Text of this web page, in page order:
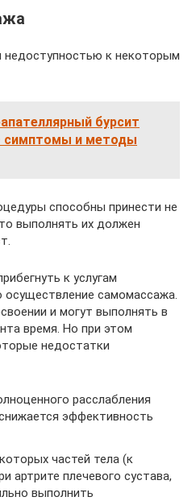
к некоторым
бурсит
симптомы и методы
способны принести не
выполнять их должен
к услугам
самомассажа.
и могут выполнять в
время. Но при этом
недостатки
расслабления
эффективность
частей тела (к
артрите плечевого сустава,
выполнить